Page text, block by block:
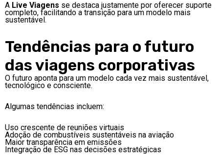
A Live Viagens se destaca justamente por oferecer suporte
completo, facilitando a transição para um modelo mais
sustentável.
Tendências para o futuro
das viagens corporativas
O futuro aponta para um modelo cada vez mais sustentável,
tecnológico e consciente.
Algumas tendências incluem:
Uso crescente de reuniões virtuais
Adoção de combustíveis sustentáveis na aviação
Maior transparência em emissões
Integração de ESG nas decisões estratégicas